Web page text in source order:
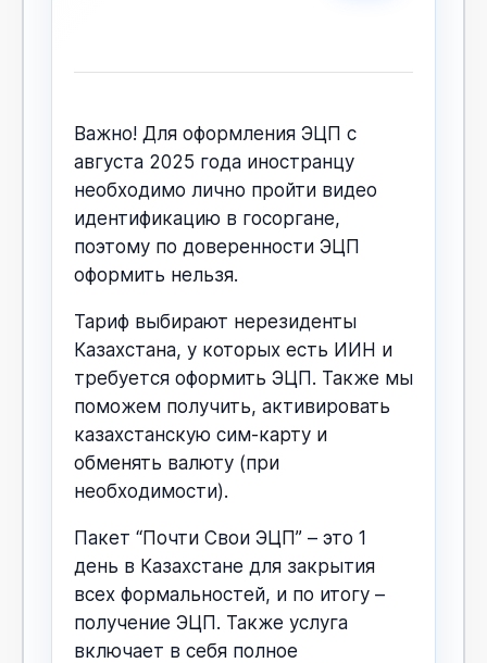
Важно! Для оформления ЭЦП с
августа 2025 года иностранцу
необходимо лично пройти видео
идентификацию в госоргане,
поэтому по доверенности ЭЦП
оформить нельзя.
Тариф выбирают нерезиденты
Казахстана, у которых есть ИИН и
требуется оформить ЭЦП. Также мы
поможем получить, активировать
казахстанскую сим-карту и
обменять валюту (при
необходимости).
Пакет “Почти Свои ЭЦП” – это 1
день в Казахстане для закрытия
всех формальностей, и по итогу –
получение ЭЦП. Также услуга
включает в себя полное